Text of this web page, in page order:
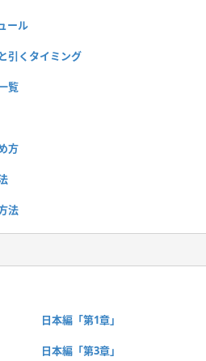
ール
引くタイミング
覧
方
法
日本編「第1章」
日本編「第3章」